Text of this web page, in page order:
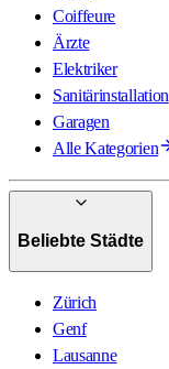
Coiffeure
Ärzte
Elektriker
Sanitärinstallation
Garagen
Alle Kategorien
Beliebte Städte
Zürich
Genf
Lausanne